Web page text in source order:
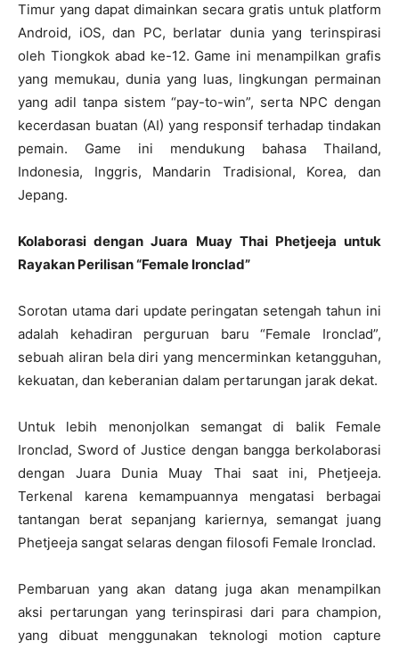
Timur yang dapat dimainkan secara gratis untuk platform
Android, iOS, dan PC, berlatar dunia yang terinspirasi
oleh Tiongkok abad ke-12. Game ini menampilkan grafis
yang memukau, dunia yang luas, lingkungan permainan
yang adil tanpa sistem “pay-to-win”, serta NPC dengan
kecerdasan buatan (AI) yang responsif terhadap tindakan
pemain. Game ini mendukung bahasa Thailand,
Indonesia, Inggris, Mandarin Tradisional, Korea, dan
Jepang.
Kolaborasi dengan Juara Muay Thai Phetjeeja untuk
Rayakan Perilisan “Female Ironclad”
Sorotan utama dari update peringatan setengah tahun ini
adalah kehadiran perguruan baru “Female Ironclad”,
sebuah aliran bela diri yang mencerminkan ketangguhan,
kekuatan, dan keberanian dalam pertarungan jarak dekat.
Untuk lebih menonjolkan semangat di balik Female
Ironclad, Sword of Justice dengan bangga berkolaborasi
dengan Juara Dunia Muay Thai saat ini, Phetjeeja.
Terkenal karena kemampuannya mengatasi berbagai
tantangan berat sepanjang kariernya, semangat juang
Phetjeeja sangat selaras dengan filosofi Female Ironclad.
Pembaruan yang akan datang juga akan menampilkan
aksi pertarungan yang terinspirasi dari para champion,
yang dibuat menggunakan teknologi motion capture